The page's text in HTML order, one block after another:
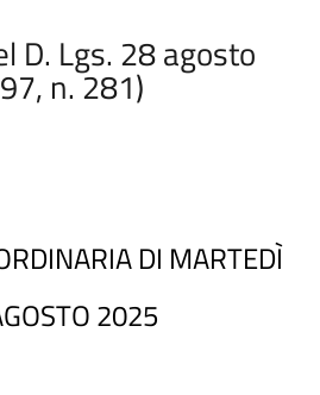
D. Lgs. 28 agosto
n. 281)
DI MARTEDÌ
2025